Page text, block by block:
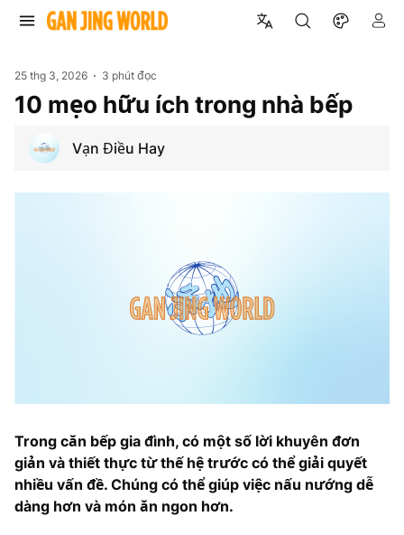
25 thg 3, 2026 3 phút đọc
10 mẹo hữu ích trong nhà bếp
Vạn Điều Hay
Trong căn bếp gia đình, có một số lời khuyên đơn
giản và thiết thực từ thế hệ trước có thể giải quyết
nhiều vấn đề. Chúng có thể giúp việc nấu nướng dễ
dàng hơn và món ăn ngon hơn.